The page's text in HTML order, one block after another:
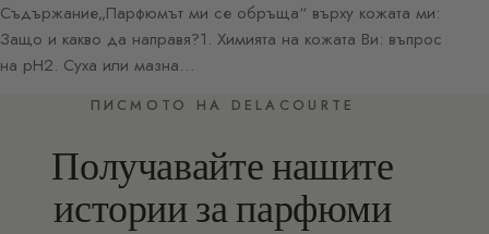
Съдържание„Парфюмът ми се обръща“ върху кожата ми:
Защо и какво да направя?1. Химията на кожата Ви: въпрос
на pH2. Суха или мазна…
ПИСМОТО НА DELACOURTE
Получавайте нашите
истории за парфюми